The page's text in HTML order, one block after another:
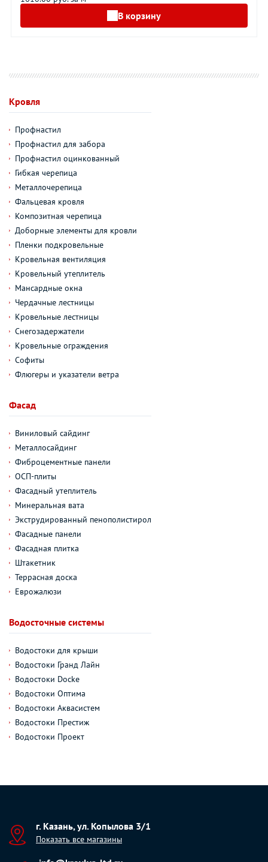
В корзину
Кровля
Профнастил
Профнастил для забора
Профнастил оцинкованный
Гибкая черепица
Металлочерепица
Фальцевая кровля
Композитная черепица
Доборные элементы для кровли
Пленки подкровельные
Кровельная вентиляция
Кровельный утеплитель
Мансардные окна
Чердачные лестницы
Кровельные лестницы
Снегозадержатели
Кровельные ограждения
Софиты
Флюгеры и указатели ветра
Фасад
Виниловый сайдинг
Металлосайдинг
Фиброцементные панели
ОСП-плиты
Фасадный утеплитель
Минеральная вата
Экструдированный пенополистирол
Фасадные панели
Фасадная плитка
Штакетник
Террасная доска
Еврожалюзи
Водосточные системы
Водостоки для крыши
Водостоки Гранд Лайн
Водостоки Docke
Водостоки Оптима
Водостоки Аквасистем
Водостоки Престиж
Водостоки Проект
г. Казань, ул. Копылова 3/1
Показать все магазины